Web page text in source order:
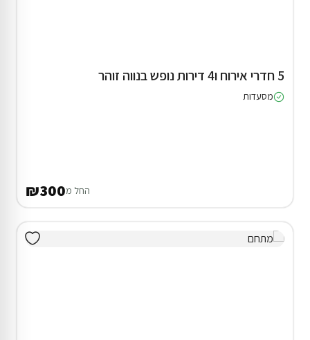
5 חדרי אירוח ו4 דירות נופש בנווה זוהר
מסעדות
החל מ₪300